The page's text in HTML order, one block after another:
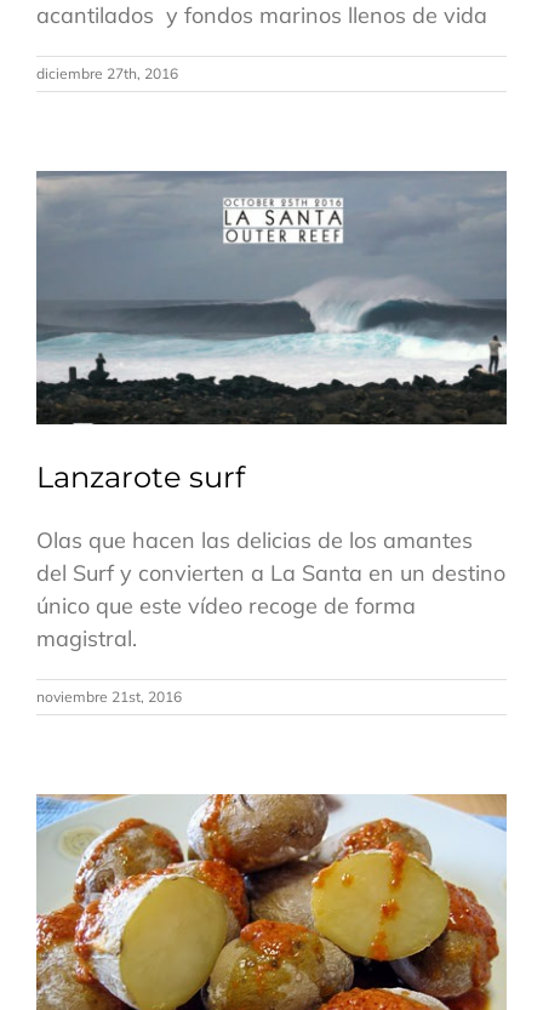
acantilados y fondos marinos llenos de vida
diciembre 27th, 2016
Lanzarote surf
Olas que hacen las delicias de los amantes
del Surf y convierten a La Santa en un destino
único que este vídeo recoge de forma
magistral.
noviembre 21st, 2016